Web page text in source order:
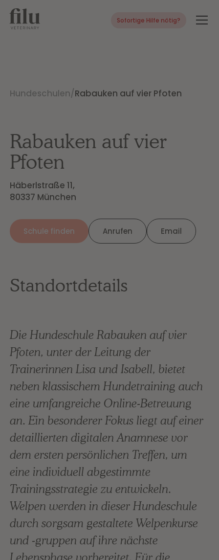
Sofortige Hilfe nötig?
Hundeschulen/Rabauken auf vier Pfoten
Rabauken auf vier
Pfoten
Häberlstraße 11,
80337 München
Schule finden Anrufen Email
Standortdetails
Die Hundeschule Rabauken auf vier
Pfoten, unter der Leitung der
Trainerinnen Lisa und Isabell, bietet
neben klassischem Hundetraining auch
eine umfangreiche Online-Betreuung
an. Ein besonderer Fokus liegt auf einer
detaillierten digitalen Anamnese vor
dem ersten persönlichen Treffen, um
eine individuell abgestimmte
Trainingsstrategie zu entwickeln.
Welpen werden in dieser Hundeschule
durch sorgsam gestaltete Welpenkurse
und -gruppen auf ihre nächste